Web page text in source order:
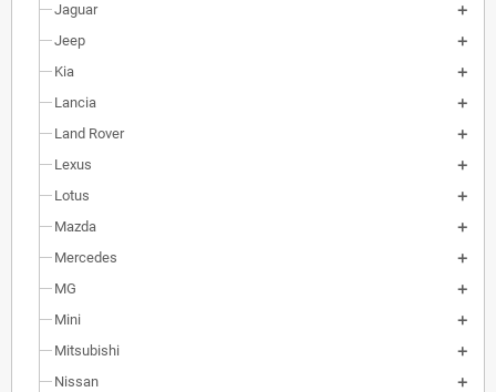
Jaguar
Jeep
Kia
Lancia
Land Rover
Lexus
Lotus
Mazda
Mercedes
MG
Mini
Mitsubishi
Nissan